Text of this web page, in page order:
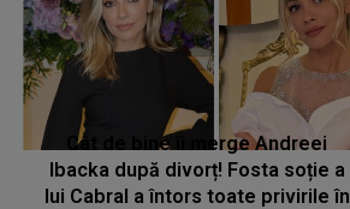
Cât de bine îi merge Andreei
Ibacka după divorț! Fosta soție a
lui Cabral a întors toate privirile în